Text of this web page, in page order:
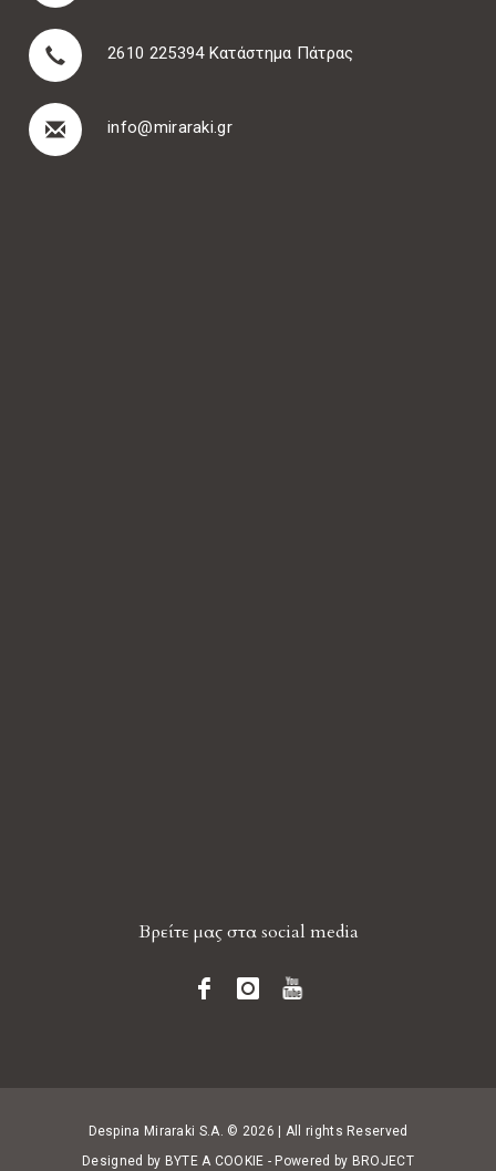
2610 225394Κατάστημα Πάτρας
info@miraraki.gr
Βρείτε μας στα social media
Despina Miraraki S.A. © 2026 | All rights Reserved
Designed by BYTE A COOKIE - Powered by BROJECT